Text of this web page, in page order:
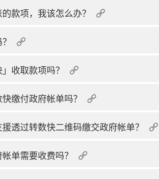
款项，我该怎么办？
收取款项吗？
缴付政府帐单吗？
透过转数快二维码缴交政府帐单？
单需要收费吗？